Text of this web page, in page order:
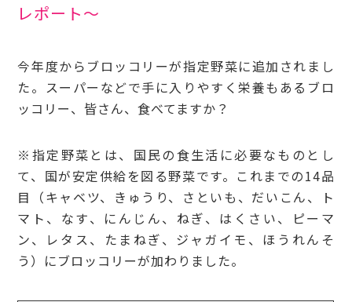
レポート～
今年度からブロッコリーが指定野菜に追加されまし
た。スーパーなどで手に入りやすく栄養もあるブロ
ッコリー、皆さん、食べてますか？
※指定野菜とは、国民の食生活に必要なものとし
て、国が安定供給を図る野菜です。これまでの14品
目（キャベツ、きゅうり、さといも、だいこん、ト
マト、なす、にんじん、ねぎ、はくさい、ピーマ
ン、レタス、たまねぎ、ジャガイモ、ほうれんそ
う）にブロッコリーが加わりました。